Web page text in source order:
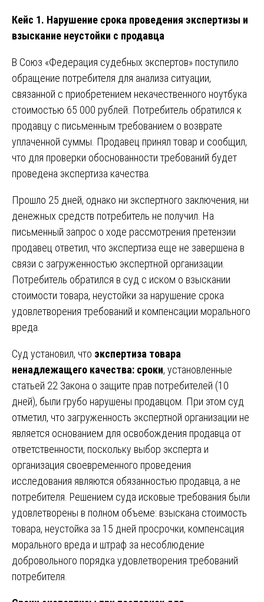
Кейс 1. Нарушение срока проведения экспертизы и
взыскание неустойки с продавца
В Союз «Федерация судебных экспертов» поступило
обращение потребителя для анализа ситуации,
связанной с приобретением некачественного ноутбука
стоимостью 65 000 рублей. Потребитель обратился к
продавцу с письменным требованием о возврате
уплаченной суммы. Продавец принял товар и сообщил,
что для проверки обоснованности требований будет
проведена экспертиза качества.
Прошло 25 дней, однако ни экспертного заключения, ни
денежных средств потребитель не получил. На
письменный запрос о ходе рассмотрения претензии
продавец ответил, что экспертиза еще не завершена в
связи с загруженностью экспертной организации.
Потребитель обратился в суд с иском о взыскании
стоимости товара, неустойки за нарушение срока
удовлетворения требований и компенсации морального
вреда.
Суд установил, что экспертиза товара
ненадлежащего качества: сроки, установленные
статьей 22 Закона о защите прав потребителей (10
дней), были грубо нарушены продавцом. При этом суд
отметил, что загруженность экспертной организации не
является основанием для освобождения продавца от
ответственности, поскольку выбор эксперта и
организация своевременного проведения
исследования являются обязанностью продавца, а не
потребителя. Решением суда исковые требования были
удовлетворены в полном объеме: взыскана стоимость
товара, неустойка за 15 дней просрочки, компенсация
морального вреда и штраф за несоблюдение
добровольного порядка удовлетворения требований
потребителя.